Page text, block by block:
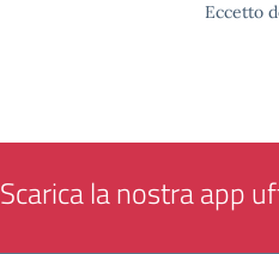
Eccetto
Scarica la nostra app